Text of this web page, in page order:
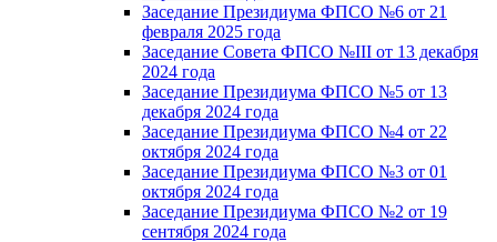
Заседание Президиума ФПСО №6 от 21
февраля 2025 года
Заседание Совета ФПСО №III от 13 декабря
2024 года
Заседание Президиума ФПСО №5 от 13
декабря 2024 года
Заседание Президиума ФПСО №4 от 22
октября 2024 года
Заседание Президиума ФПСО №3 от 01
октября 2024 года
Заседание Президиума ФПСО №2 от 19
сентября 2024 года